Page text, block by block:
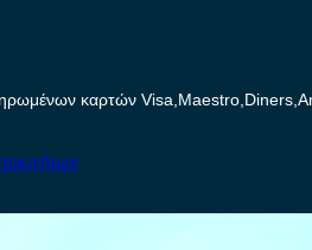
καρτών